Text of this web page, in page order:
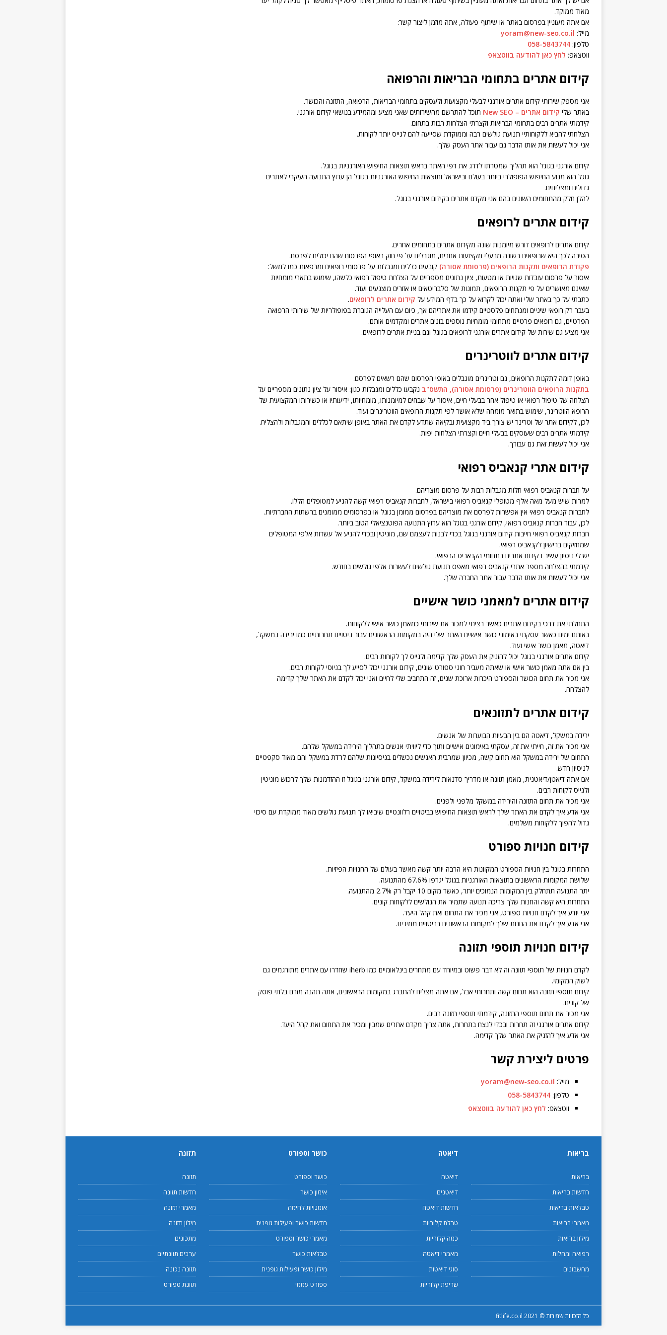
מאוד ממוקד.
אם אתה מעוניין בפרסום באתר או שיתוף פעולה, אתה מוזמן ליצור קשר:
מייל: yoram@new-seo.co.il
טלפון: 058-5843744
ווטצאפ: לחץ כאן להודעה בווטצאפ
קידום אתרים בתחומי הבריאות והרפואה
אני מספק שירותי קידום אתרים אורגני לבעלי מקצועות ולעסקים בתחומי הבריאות, הרפואה, התזונה והכושר.
באתר שלי קידום אתרים – New SEO
תוכל להתרשם מהשירותים שאני מציע ומהמידע בנושאי קידום אורגני.
קידמתי אתרים רבים בתחומי הבריאות וקצרתי הצלחות רבות בתחום.
הצלחתי להביא ללקוחותיי תנועת גולשים רבה וממוקדת שסייעה להם לגייס יותר לקוחות.
אני יכול לעשות את אותו הדבר גם עבור אתר העסק שלך.
קידום אורגני בגוגל הוא תהליך שמטרתו לדרג את דפי האתר בראש תוצאות החיפוש האורגניות בגוגל.
גוגל הוא מנוע החיפוש הפופולרי ביותר בעולם ובישראל ותוצאות החיפוש האורגניות בגוגל הן ערוץ התנועה העיקרי לאתרים
גדולים ומצליחים.
להלן חלק מהתחומים השונים בהם אני מקדם אתרים בקידום אורגני בגוגל.
קידום אתרים לרופאים
קידום אתרים לרופאים דורש מיומנות שונה מקידום אתרים בתחומים אחרים.
הסיבה לכך היא שרופאים בשונה מבעלי מקצועות אחרים, מוגבלים על פי חוק באופי הפרסום שהם יכולים לפרסם.
פקודת הרופאים ותקנות הרופאים (פרסומת אסורה) קובעים כללים ומגבלות על פרסומי רופאים ומרפאות כמו למשל:
איסור על פרסום עובדות שגויות או מטעות, ציון נתונים מספריים על הצלחת טיפול רפואי כלשהו, שימוש בתארי מומחיות
שאינם מאושרים על פי תקנות הרופאים, תמונות של סלבריטאים או אזורים מוצנעים ועוד.
כתבתי על כך באתר שלי ואתה יכול לקרוא על כך בדף המידע על קידום אתרים לרופאים.
בעבר רק רופאי שיניים ומנתחים פלסטיים קידמו את אתריהם אך, כיום עם העלייה הגוברת בפופולריות של שירותי הרפואה
הפרטיים, גם רופאים פרטיים מתחומי מומחיות נוספים בונים אתרים ומקדמים אותם.
אני מציע גם שירות של קידום אתרים אורגני לרופאים בגוגל וגם בניית אתרים לרופאים.
קידום אתרים לווטרינרים
באופן דומה לתקנות הרופאים, גם וטרינרים מוגבלים באופי הפרסום שהם רשאים לפרסם.
בתקנות הרופאים הווטרינרים (פרסומת אסורה), התשס"ב נקבעו כללים ומגבלות כגון: איסור על ציון נתונים מספריים על
הצלחה של טיפול רפואי או טיפול אחר בבעלי חיים, איסור על שבחים למיומנותו, מומחיותו, ידיעותיו או כשירותו המקצועית של
הרופא הווטרינר, שימוש בתואר מומחה שלא אושר לפי תקנות הרופאים הווטרינרים ועוד.
לכן, לקידום אתר של וטרינר יש צורך ביד מקצועית ובקיאה שתדע לקדם את האתר באופן שיתאם לכללים והמגבלות ולהצליח.
קידמתי אתרים רבים שעוסקים בבעלי חיים וקצרתי הצלחות יפות.
אני יכול לעשות זאת גם עבורך.
קידום אתרי קנאביס רפואי
על חברות קנאביס רפואי חלות מגבלות רבות על פרסום מוצריהם.
למרות שיש מעל מאה אלף מטופלי קנאביס רפואי בישראל, לחברות קנאביס רפואי קשה להגיע למטופלים הללו.
לחברות קנאביס רפואי אין אפשרות לפרסם את מוצריהם בפרסום ממומן בגוגל או בפרסומים ממומנים ברשתות החברתיות.
לכן, עבור חברות קנאביס רפואי, קידום אורגני בגוגל הוא ערוץ התנועה הפוטנציאלי הטוב ביותר.
חברות קנאביס רפואי חייבות קידום אורגני בגוגל בכדי לבנות לעצמם שם, מוניטין ובכדי להגיע אל עשרות אלפי המטופלים
שמחזיקים ברישיון לקנאביס רפואי.
יש לי ניסיון עשיר בקידום אתרים בתחומי הקנאביס הרפואי.
קידמתי בהצלחה מספר אתרי קנאביס רפואי מאפס תנועת גולשים לעשרות אלפי גולשים בחודש.
אני יכול לעשות את אותו הדבר עבור אתר החברה שלך.
קידום אתרים למאמני כושר אישיים
התחלתי את דרכי בקידום אתרים כאשר רציתי למכור את שירותי כמאמן כושר אישי ללקוחות.
באותם ימים כאשר עסקתי באימוני כושר אישיים האתר שלי היה במקומות הראשונים עבור ביטויים תחרותיים כמו ירידה במשקל,
דיאטה, מאמן כושר אישי ועוד.
קידום אתרים אורגני בגוגל יכול להזניק את העסק שלך קדימה ולגייס לך לקוחות רבים.
בין אם אתה מאמן כושר אישי או שאתה מעביר חוגי ספורט שונים, קידום אורגני יכול לסייע לך בגיוסי לקוחות רבים.
אני מכיר את תחום הכושר והספורט היכרות ארוכת שנים, זה התחביב שלי לחיים ואני יכול לקדם את האתר שלך קדימה
להצלחה.
קידום אתרים לתזונאים
ירידה במשקל, דיאטה הם בין הבעיות הבוערות של אנשים.
אני מכיר את זה, חייתי את זה, עסקתי באימונים אישיים ותוך כדי ליוויתי אנשים בתהליך הירידה במשקל שלהם.
התחום של ירידה במשקל הוא תחום קשה, מכיוון שמרבית האנשים נכשלים בניסיונות שלהם לרדת במשקל והם מאוד סקפטיים
לניסיון חדש.
אם אתה דיאטן/דיאטנית, מאמן תזונה או מדריך סדנאות לירידה במשקל, קידום אורגני בגוגל זו ההזדמנות שלך לרכוש מוניטין
ולגייס לקוחות רבים.
אני מכיר את תחום התזונה והירידה במשקל מלפני ולפנים.
אני אדע איך לקדם את האתר שלך לראש תוצאות החיפוש בביטויים רלוונטיים שיביאו לך תנועת גולשים מאוד ממוקדת עם סיכוי
גדול להפוך ללקוחות משלמים.
קידום חנויות ספורט
התחרות בגוגל בין חנויות הספורט המקוונות היא הרבה יותר קשה מאשר בעולם של החנויות הפיזיות.
שלושת המקומות הראשונים בתוצאות האורגניות בגוגל יגרפו 67.6% מהתנועה.
יתר התנועה תתחלק בין המקומות הנמוכים יותר, כאשר מקום 10 יקבל רק 2.7% מהתנועה.
התחרות היא קשה והחנות שלך צריכה תנועה שתמיר את הגולשים ללקוחות קונים.
אני יודע איך לקדם חנויות ספורט, אני מכיר את התחום ואת קהל היעד.
אני אדע איך לקדם את החנות שלך למקומות הראשונים בביטויים ממירים.
קידום חנויות תוספי תזונה
לקדם חנויות של תוספי תזונה זה לא דבר פשוט ובמיוחד עם מתחרים בינלאומיים כמו iherb שחדרו עם אתרים מתורגמים גם
לשוק המקומי.
קידום תוספי תזונה הוא תחום קשה ותחרותי אבל, אם אתה מצליח להתברג במקומות הראשונים, אתה תהנה מזרם בלתי פוסק
של קונים.
אני מכיר את תחום תוספי התזונה, קידמתי תוספי תזונה רבים.
קידום אתרים אורגני זה תחרות ובכדי לנצח בתחרות, אתה צריך מקדם אתרים שמבין ומכיר את התחום ואת קהל היעד.
אני אדע איך להזניק את האתר שלך קדימה.
פרטים ליצירת קשר
מייל: yoram@new-seo.co.il
טלפון: 058-5843744
ווטצאפ: לחץ כאן להודעה בווטצאפ
בריאות
בריאות
חדשות בריאות
טבלאות בריאות
מאמרי בריאות
מילון בריאות
רפואה ומחלות
מחשבונים
דיאטה
דיאטה
דיאטנים
חדשות דיאטה
טבלת קלוריות
כמה קלוריות
מאמרי דיאטה
סוגי דיאטות
שריפת קלוריות
כושר וספורט
כושר וספורט
אימון כושר
אומנויות לחימה
חדשות כושר ופעילות גופנית
מאמרי כושר וספורט
טבלאות כושר
מילון כושר ופעילות גופנית
ספורט עממי
תזונה
תזונה
חדשות תזונה
מאמרי תזונה
מילון תזונה
מתכונים
ערכים תזונתיים
תזונה נכונה
תזונת ספורט
כל הזכויות שמורות © 2021 fitlife.co.il